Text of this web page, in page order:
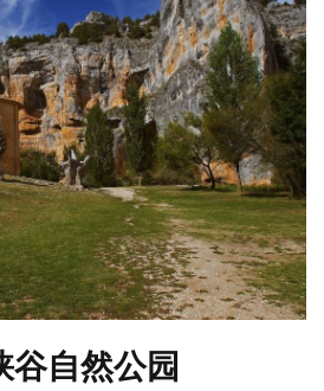
谷自然公园